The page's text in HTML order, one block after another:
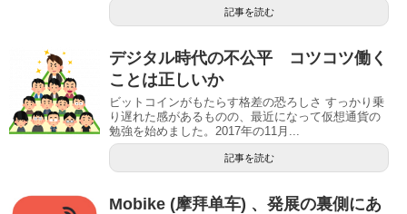
記事を読む
デジタル時代の不公平 コツコツ働く
ことは正しいか
ビットコインがもたらす格差の恐ろしさ すっかり乗
り遅れた感があるものの、最近になって仮想通貨の
勉強を始めました。2017年の11月...
記事を読む
Mobike (摩拜单车) 、発展の裏側にあ